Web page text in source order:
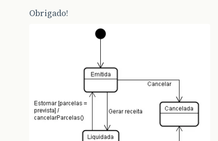
Obrigado!